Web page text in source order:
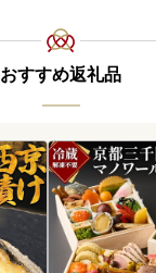
おすすめ返礼品